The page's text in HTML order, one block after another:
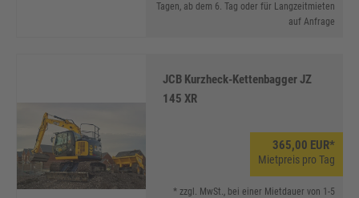
Tagen, ab dem 6. Tag oder für Langzeitmieten
auf Anfrage
JCB Kurzheck-Kettenbagger JZ
145 XR
365,00 EUR*
Mietpreis pro Tag
* zzgl. MwSt., bei einer Mietdauer von 1-5